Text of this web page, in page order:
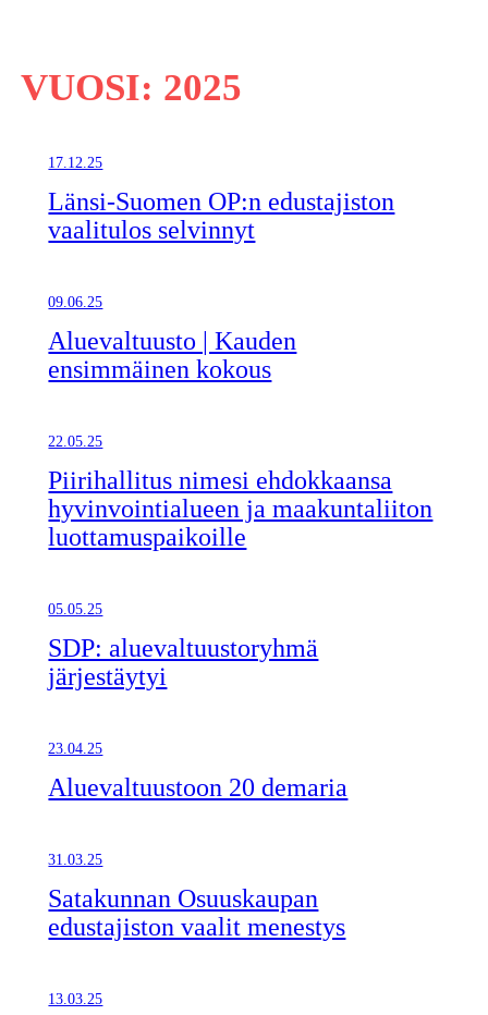
VUOSI: 2025
17.12.25
Länsi-Suomen OP:n edustajiston
vaalitulos selvinnyt
09.06.25
Aluevaltuusto | Kauden
ensimmäinen kokous
22.05.25
Piirihallitus nimesi ehdokkaansa
hyvinvointialueen ja maakuntaliiton
luottamuspaikoille
05.05.25
SDP: aluevaltuustoryhmä
järjestäytyi
23.04.25
Aluevaltuustoon 20 demaria
31.03.25
Satakunnan Osuuskaupan
edustajiston vaalit menestys
13.03.25